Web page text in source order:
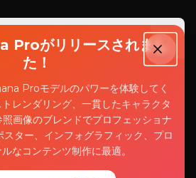
何ですか？
どのように機能しますか？
何を作成できますか？
がリリースされまし
た！
Proモデルのパワーを体験してく
レンダリング、一貫したキャラクタ
画像のブレンドでプロフェッショナ
ター、インフォグラフィック、プロ
なコンテンツ制作に最適。